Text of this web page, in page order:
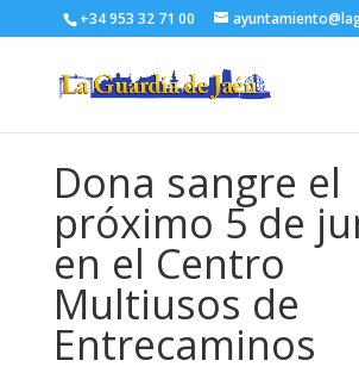
+34 953 32 71 00
Dona sangre el
próximo 5 de
en el Centro
Multiusos de
Entrecaminos